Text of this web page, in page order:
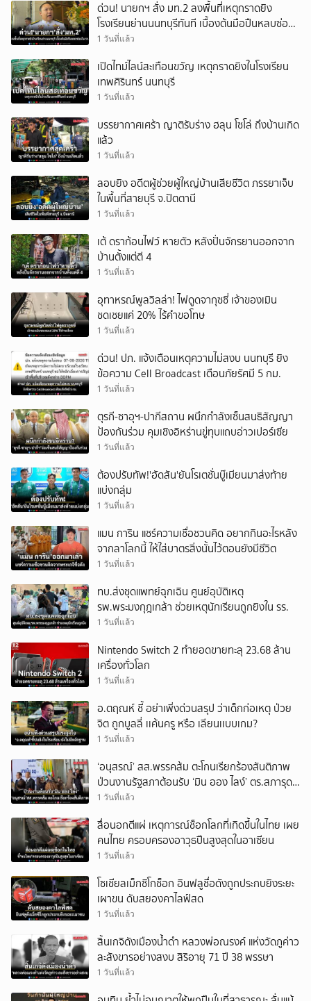
ด่วน! นายกฯ สั่ง มท.2 ลงพื้นที่เหตุกราดยิง
โรงเรียนย่านนนทบุรีทันที เบื้องต้นมือปืนหลบซ่อน
ในโรงเรียน
1 วันที่แล้ว
เปิดไทม์ไลน์สะเทือนขวัญ เหตุกราดยิงในโรงเรียน
เทพศิรินทร์ นนทบุรี
1 วันที่แล้ว
บรรยากาศเศร้า ญาติรับร่าง ฮลุน โซโล่ ถึงบ้านเกิด
แล้ว
1 วันที่แล้ว
ลอบยิง อดีตผู้ช่วยผู้ใหญ่บ้านเสียชีวิต ภรรยาเจ็บ
ในพื้นที่สายบุรี จ.ปัตตานี
1 วันที่แล้ว
เต้ ดราก้อนไฟว์ หายตัว หลังปั่นจักรยานออกจาก
บ้านตั้งแต่ตี 4
1 วันที่แล้ว
อุทาหรณ์พูลวิลล่า! ไฟดูดจากุซซี่ เจ้าของเมิน
ชดเชยแค่ 20% ไร้คำขอโทษ
1 วันที่แล้ว
ด่วน! ปภ. แจ้งเตือนเหตุความไม่สงบ นนทบุรี ยิง
ข้อความ Cell Broadcast เตือนภัยรัศมี 5 กม.
1 วันที่แล้ว
ตุรกี-ซาอุฯ-ปากีสถาน ผนึกกำลังเซ็นสนธิสัญญา
ป้องกันร่วม คุมเชิงอิหร่านขู่ทุบแถบอ่าวเปอร์เซีย
1 วันที่แล้ว
ต้องปรับทัพ!'ฮัดสัน'ยันโรเตชั่นบู๊เมียนมาส่งท้าย
แบ่งกลุ่ม
1 วันที่แล้ว
แมน การิน แชร์ความเชื่อชวนคิด อยากกินอะไรหลัง
จากลาโลกนี้ ให้ใส่บาตรสิ่งนั้นไว้ตอนยังมีชีวิต
1 วันที่แล้ว
ทบ.ส่งชุดแพทย์ฉุกเฉิน ศูนย์อุบัติเหตุ
รพ.พระมงกุฎเกล้า ช่วยเหตุนักเรียนถูกยิงใน รร.
1 วันที่แล้ว
Nintendo Switch 2 ทำยอดขายทะลุ 23.68 ล้าน
เครื่องทั่วโลก
1 วันที่แล้ว
อ.ตฤณห์ ชี้ อย่าเพิ่งด่วนสรุป ว่าเด็กก่อเหตุ ป่วย
จิต ถูกบูลลี่ เเค้นครู หรือ เลียนเเบบเกม?
1 วันที่แล้ว
‘อนุสรณ์’ สส.พรรคส้ม ตะโกนเรียกร้องสันติภาพ
ป่วนงานรัฐสภาต้อนรับ ‘มิน ออง ไลง์’ ตร.สภารุด
หิ้วปีกพ้นพื้นที่
1 วันที่แล้ว
สื่อนอกตีแผ่ เหตุการณ์ช็อกโลกที่เกิดขึ้นในไทย เผย
คนไทย ครอบครองอาวุธปืนสูงสุดในอาเซียน
1 วันที่แล้ว
โซเชียลเม็กซิโกช็อก อินฟลูชื่อดังถูกประกบยิงระยะ
เผาขน ดับสยองคาไลฟ์สด
1 วันที่แล้ว
สิ้นเกจิดังเมืองน้ำดำ หลวงพ่อณรงค์ แห่งวัดภูค่าว
ละสังขารอย่างสงบ สิริอายุ 71 ปี 38 พรรษา
1 วันที่แล้ว